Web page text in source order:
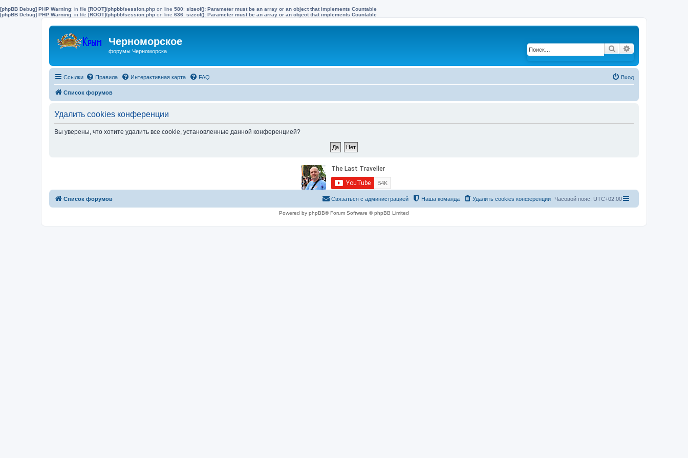
[phpBB Debug] PHP Warning: in file [ROOT]/phpbb/session.php on line 580: sizeof(): Parameter must be an array or an object that implements Countable
[phpBB Debug] PHP Warning: in file [ROOT]/phpbb/session.php on line 636: sizeof(): Parameter must be an array or an object that implements Countable
Черноморское
форумы Черноморска Поиск
Ссылки Правила Интерактивная карта FAQ Вход
Список форумов
Удалить cookies конференции
Вы уверены, что хотите удалить все cookie, установленные данной конференцией?
Список форумов Часовой пояс: UTC+02:00
Удалить cookies конференции
Наша команда
Связаться с администрацией
Powered by phpBB® Forum Software © phpBB Limited